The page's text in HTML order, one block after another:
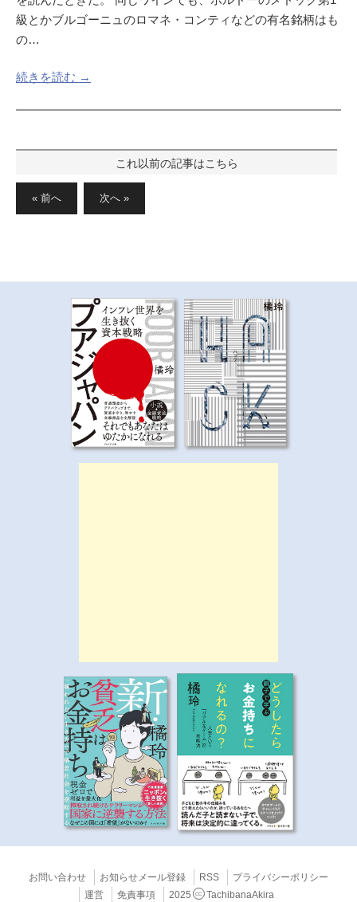
級とかブルゴーニュのロマネ・コンティなどの有名銘柄はも
の…
続きを読む →
稿
« 前へ 次へ »
お問い合わせ お知らせメール登録 RSS
プライバシーポリシー
運営
免責事項 2025 CC TachibanaAkira